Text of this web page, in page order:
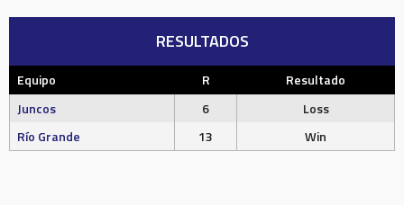
RESULTADOS
Equipo R
Resultado
Juncos
6
Loss
Río Grande
13 Win